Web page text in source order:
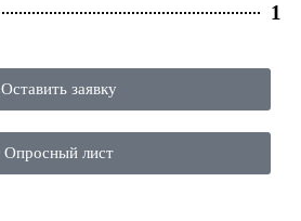
1
Оставить заявку
Опросный лист